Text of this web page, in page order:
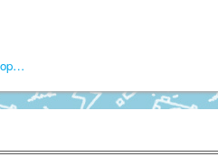
虽然top域名便宜，但是.top是由江苏